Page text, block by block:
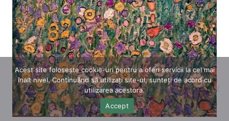
Acest site folosește cookie-uri pentru a oferi servicii la cel mai
înalt nivel. Continuând să utilizați site-ul, sunteți de acord cu
utilizarea acestora.
Accept